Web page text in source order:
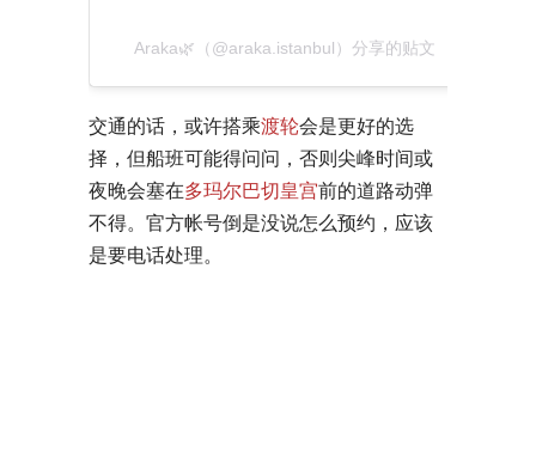
Araka🌿（@araka.istanbul）分享的贴文
交通的话，或许搭乘渡轮会是更好的选
择，但船班可能得问问，否则尖峰时间或
夜晚会塞在多玛尔巴切皇宫前的道路动弹
不得。官方帐号倒是没说怎么预约，应该
是要电话处理。